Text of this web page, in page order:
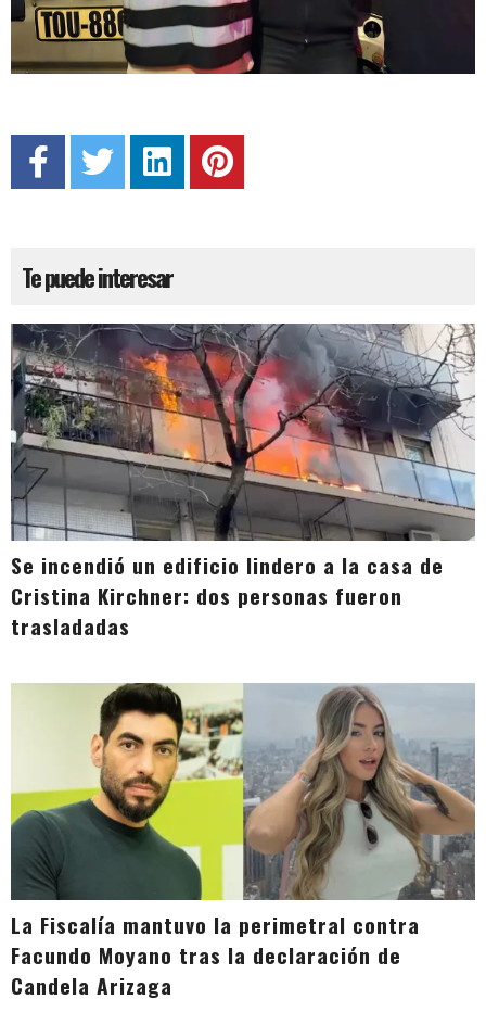
Te puede interesar
Se incendió un edificio lindero a la casa de
Cristina Kirchner: dos personas fueron
trasladadas
La Fiscalía mantuvo la perimetral contra
Facundo Moyano tras la declaración de
Candela Arizaga